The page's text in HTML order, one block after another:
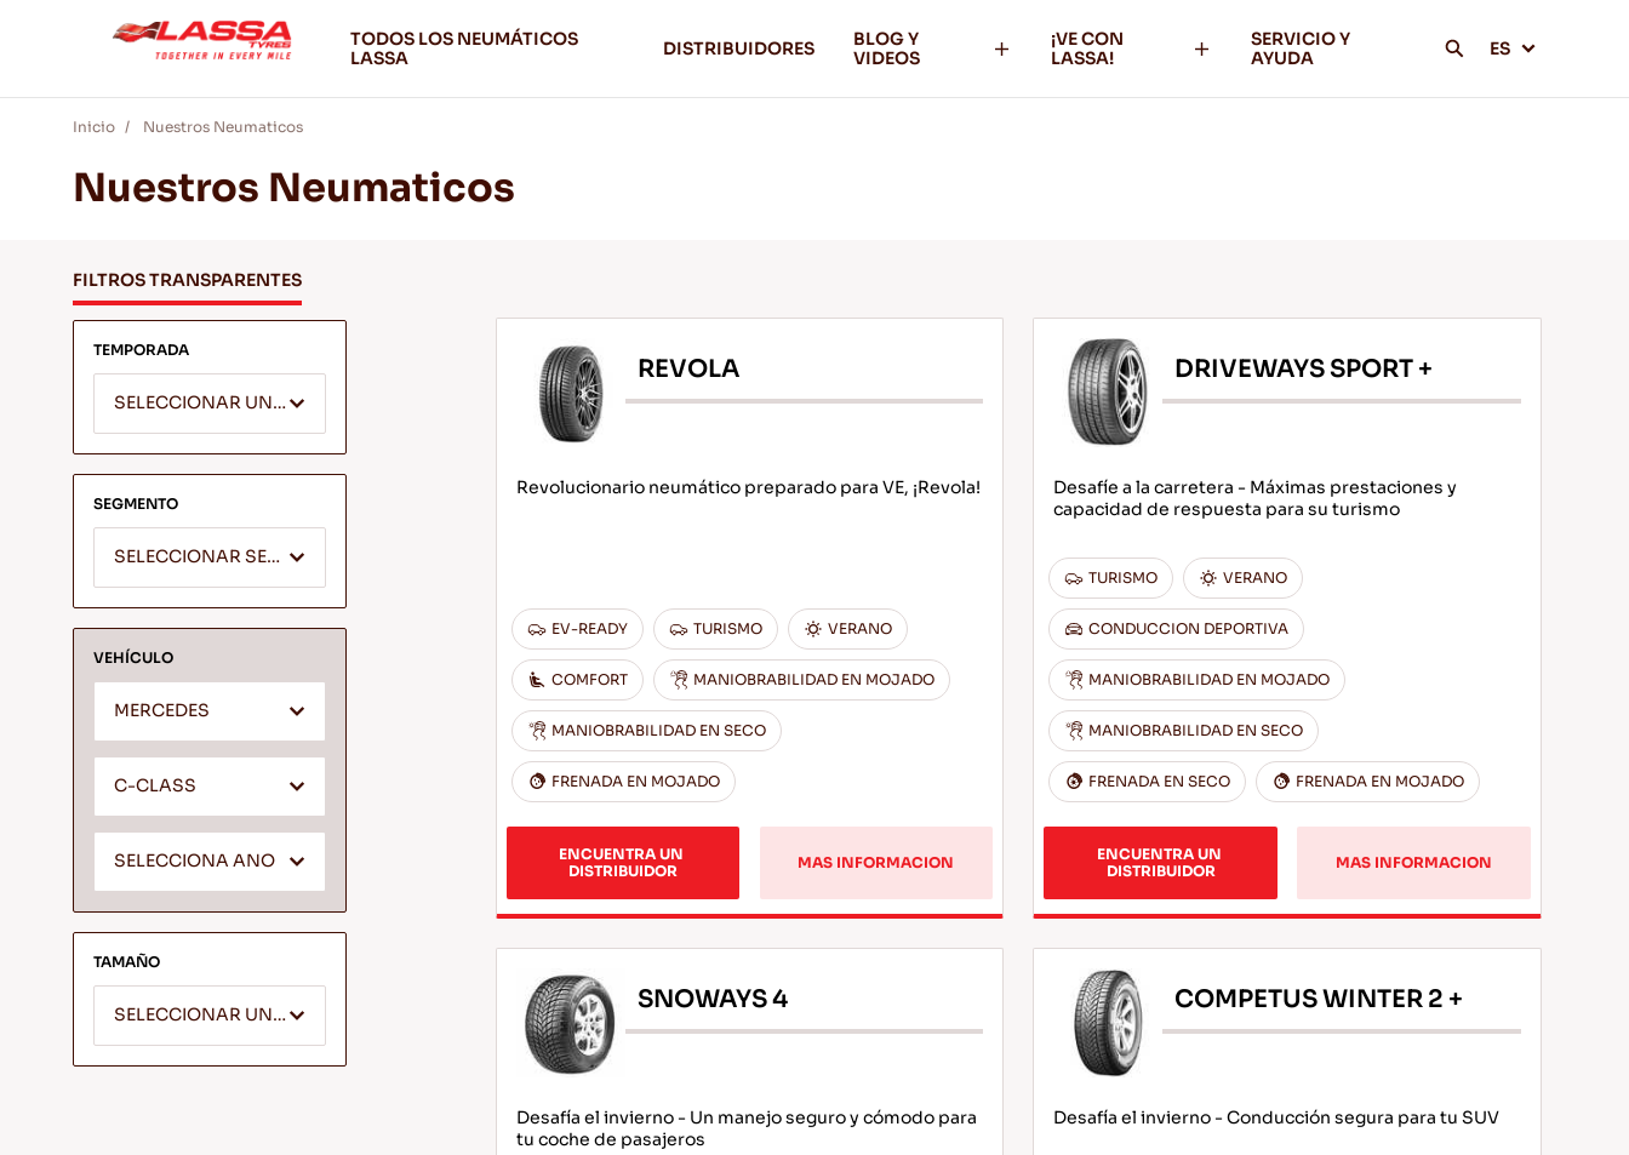
TODOS LOS NEUMÁTICOS
LASSA
DISTRIBUIDORES
BLOG Y
VIDEOS
¡VE CON
LASSA!
SERVICIO Y
AYUDA
ES
Inicio Nuestros Neumaticos
Nuestros Neumaticos
FILTROS TRANSPARENTES
TEMPORADA
SELECCIONAR UNA TEMPORADA
SEGMENTO
SELECCIONAR SEGMENTO
VEHÍCULO
MERCEDES
C-CLASS
SELECCIONA ANO
TAMAÑO
SELECCIONAR UN ANCHO
REVOLA
Revolucionario neumático preparado para VE, ¡Revola!
EV-READY TURISMO VERANO
COMFORT MANIOBRABILIDAD EN MOJADO
MANIOBRABILIDAD EN SECO
FRENADA EN MOJADO
ENCUENTRA UN
DISTRIBUIDOR
MAS INFORMACION
DRIVEWAYS SPORT +
Desafíe a la carretera - Máximas prestaciones y
capacidad de respuesta para su turismo
TURISMO VERANO
CONDUCCION DEPORTIVA
MANIOBRABILIDAD EN MOJADO
MANIOBRABILIDAD EN SECO
FRENADA EN SECO FRENADA EN MOJADO
ENCUENTRA UN
DISTRIBUIDOR
MAS INFORMACION
SNOWAYS 4
Desafía el invierno - Un manejo seguro y cómodo para
tu coche de pasajeros
COMPETUS WINTER 2 +
Desafía el invierno - Conducción segura para tu SUV